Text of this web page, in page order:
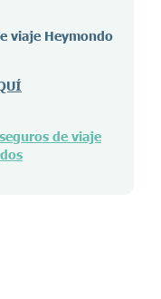
viaje Heymondo
de viaje